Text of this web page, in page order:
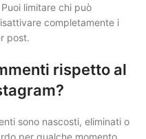
limitare chi può
completamente i
post.
rispetto al
sono nascosti, eliminati o
per qualche momento.